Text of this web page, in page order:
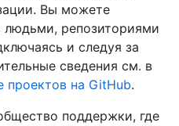
Вы можете
людьми, репозиториями
и следуя за
сведения см. в
проектов на GitHub.
поддержки, где